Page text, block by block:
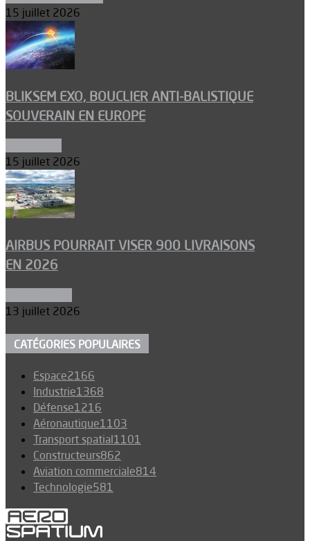
15 juillet 2026
BLIKSEM EXO, BOUCLIER ANTI-BALISTIQUE
SOUVERAIN EN EUROPE
15 juillet 2026
AIRBUS POURRAIT VISER 900 LIVRAISONS
EN 2026
13 juillet 2026
CATÉGORIES POPULAIRES
Espace2166
Industrie1368
Défense1216
Aéronautique1103
Transport spatial1101
Constructeurs862
Aviation commerciale814
Technologie581